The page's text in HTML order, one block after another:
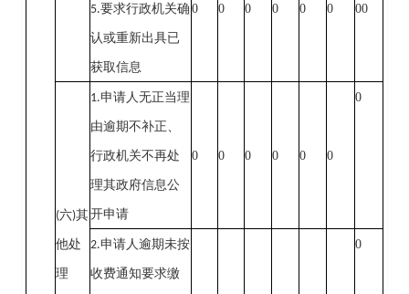
5.要求行政机关确
认或重新出具已
获取信息
0 0 0 0 0 0 00
(六)其
他处
理
1.申请人无正当理
由逾期不补正、
行政机关不再处
理其政府信息公
开申请
0 0 0 0 0 0
0
2.申请人逾期未按
收费通知要求缴
0